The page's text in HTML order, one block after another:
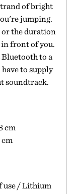
of bright
jumping.
the duration
front of you.
to a
to supply
soundtrack.
cm
use / Lithium